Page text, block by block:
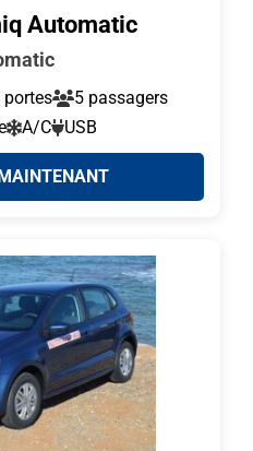
Automatic
portes
5 passagers
A/C USB